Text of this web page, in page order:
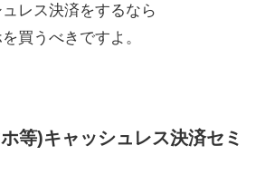
レス決済をするなら
買うべきですよ。
等)キャッシュレス決済セミ